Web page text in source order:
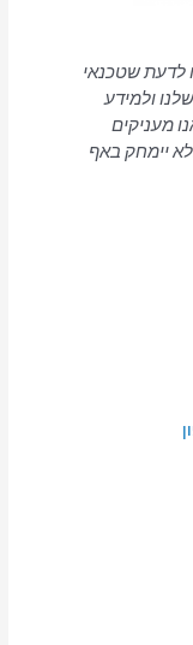
לדעת שטכנאי
ולמידע
מעניקים
יימחק באף